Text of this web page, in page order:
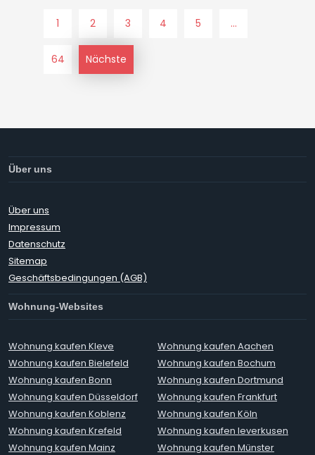
1 2 3 4 5 ...
64 Nächste
Über uns
Über uns
Impressum
Datenschutz
Sitemap
Geschäftsbedingungen (AGB)
Wohnung-Websites
Wohnung kaufen Kleve
Wohnung kaufen Aachen
Wohnung kaufen Bielefeld
Wohnung kaufen Bochum
Wohnung kaufen Bonn
Wohnung kaufen Dortmund
Wohnung kaufen Düsseldorf
Wohnung kaufen Frankfurt
Wohnung kaufen Koblenz
Wohnung kaufen Köln
Wohnung kaufen Krefeld
Wohnung kaufen leverkusen
Wohnung kaufen Mainz
Wohnung kaufen Münster